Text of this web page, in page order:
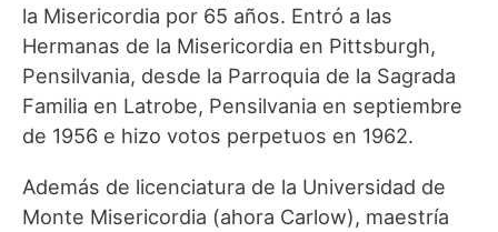
la Misericordia por 65 años. Entró a las
Hermanas de la Misericordia en Pittsburgh,
Pensilvania, desde la Parroquia de la Sagrada
Familia en Latrobe, Pensilvania en septiembre
de 1956 e hizo votos perpetuos en 1962.
Además de licenciatura de la Universidad de
Monte Misericordia (ahora Carlow), maestría